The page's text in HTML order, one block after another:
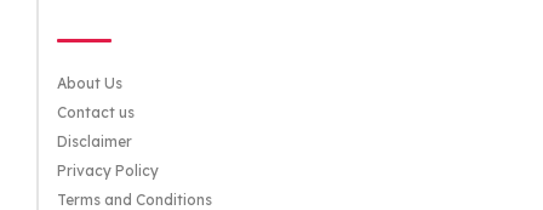
About Us
Contact us
Disclaimer
Privacy Policy
Terms and Conditions